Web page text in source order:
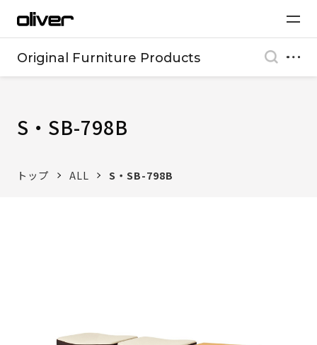
Original Furniture Products
S・SB-798B
トップ ALL S・SB-798B